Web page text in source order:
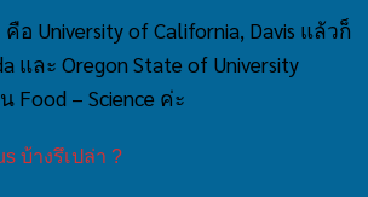
University of California, Davis แล้วก็
และ Oregon State of University
Food – Science ค่ะ
บ้างรึเปล่า ?